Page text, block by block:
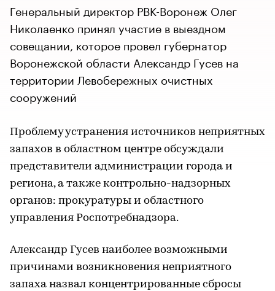
Генеральный директор РВК-Воронеж Олег
Николаенко принял участие в выездном
совещании, которое провел губернатор
Воронежской области Александр Гусев на
территории Левобережных очистных
сооружений
Проблему устранения источников неприятных
запахов в областном центре обсуждали
представители администрации города и
региона, а также контрольно-надзорных
органов: прокуратуры и областного
управления Роспотребнадзора.
Александр Гусев наиболее возможными
причинами возникновения неприятного
запаха назвал концентрированные сбросы